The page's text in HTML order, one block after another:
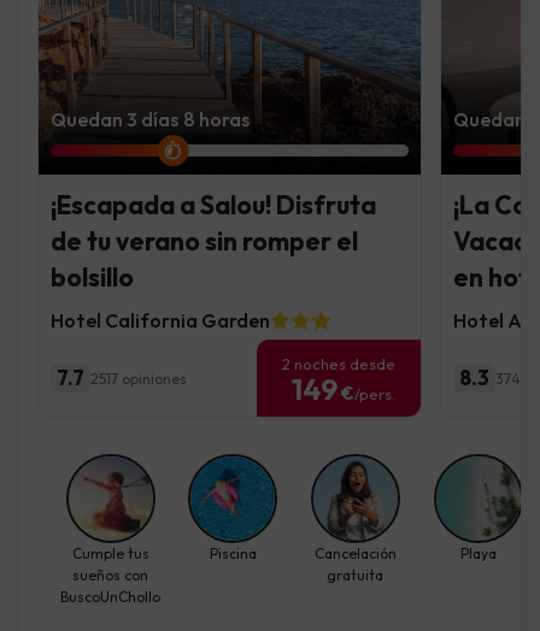
Quedan 3 días 8 horas
¡Escapada a Salou! Disfruta
de tu verano sin romper el
bolsillo
Hotel California Garden
7.7 2517 opiniones
2 noches desde
149€/pers.
Quedan
¡La
en
Hotel
8.3 374
Cumple tus
sueños con
BuscoUnChollo
Piscina
Cancelación
gratuita
Playa